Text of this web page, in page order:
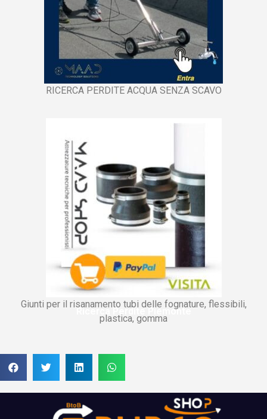
RICERCA PERDITE ACQUA SENZA SCAVO
Giunti per il risanamento tubi delle fognature, flessibili,
plastica, gomma
Ricerca Perdite Piemonte